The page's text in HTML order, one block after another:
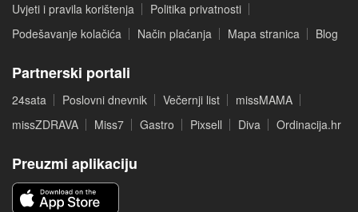
Uvjeti i pravila korištenja
Politika privatnosti
Podešavanje kolačića
Način plaćanja Mapa stranica Blog
Partnerski portali
24sata Poslovni dnevnik Večernji list
missMAMA
missZDRAVA
Miss7 Gastro Pixsell Diva Ordinacija.hr
Preuzmi aplikaciju